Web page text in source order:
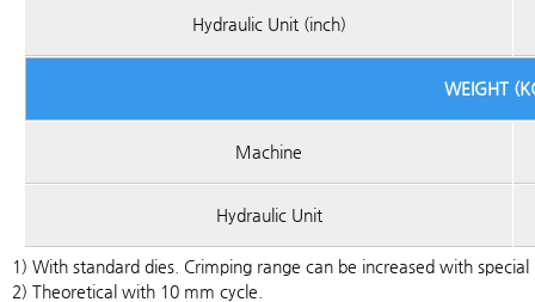
Hydraulic Unit (inch)
WEIGHT
Machine
Hydraulic Unit
1) With standard dies. Crimping range can be increased with special
2) Theoretical with 10 mm cycle.